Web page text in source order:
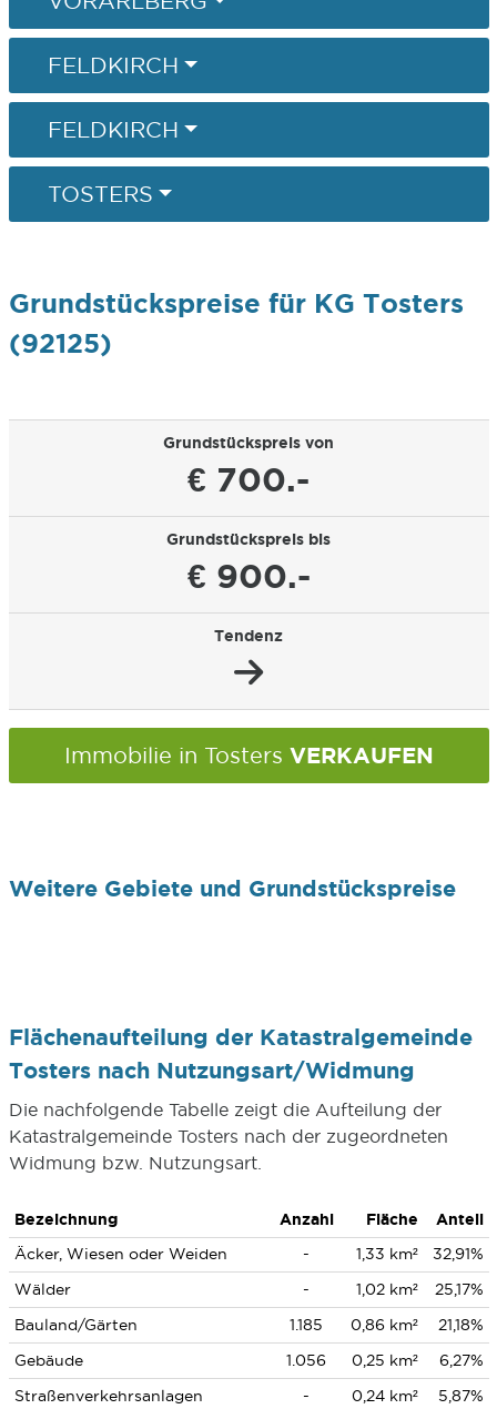
FELDKIRCH
FELDKIRCH
TOSTERS
Grundstückspreise für KG Tosters
(92125)
Grundstückspreis von
€ 700.-
Grundstückspreis bis
€ 900.-
Tendenz
Immobilie in Tosters VERKAUFEN
Weitere Gebiete und Grundstückspreise
Flächenaufteilung der Katastralgemeinde
Tosters nach Nutzungsart/Widmung
Die nachfolgende Tabelle zeigt die Aufteilung der
Katastralgemeinde Tosters nach der zugeordneten
Widmung bzw. Nutzungsart.
Bezeichnung Anzahl Fläche
Anteil
Äcker, Wiesen oder Weiden
- 1,33 km²
32,91%
Wälder
- 1,02 km²
25,17%
Bauland/Gärten
1.185 0,86 km²
21,18%
Gebäude
1.056 0,25 km²
6,27%
Straßenverkehrsanlagen
- 0,24 km² 5,87%